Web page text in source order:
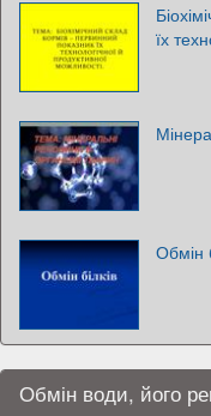
їх
Обмін
Обмін води, його